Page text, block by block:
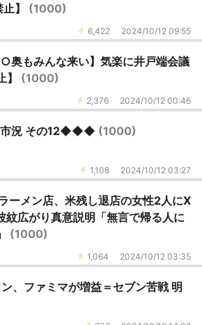
】 (1000)
6,422 2024/10/12 09:55
奥もみんな来い】気楽に井戸端会議
】 (1000)
2,376 2024/10/12 00:46
況 その12◆◆◆ (1000)
1,108 2024/10/12 03:27
ーメン店、米残し退店の女性2人にX
紋広がり真意説明「無言で帰る人に
(1000)
1,064 2024/10/12 03:35
ン、ファミマが増益＝セブン苦戦 明